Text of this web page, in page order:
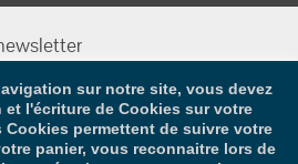
sur notre site, vous devez
et l'écriture de Cookies sur votre
Cookies permettent de suivre votre
panier, vous reconnaitre lors de